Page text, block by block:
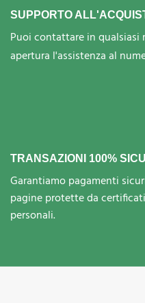
SUPPORTO
Puoi contattare in
apertura l'assistenza al
TRANSAZIONI 100%
Garantiamo pagamenti
pagine protette da
personali.